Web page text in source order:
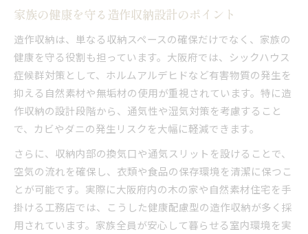
家族の健康を守る造作収納設計のポイント
造作収納は、単なる収納スペースの確保だけでなく、家族の
健康を守る役割も担っています。大阪府では、シックハウス
症候群対策として、ホルムアルデヒドなど有害物質の発生を
抑える自然素材や無垢材の使用が重視されています。特に造
作収納の設計段階から、通気性や湿気対策を考慮すること
で、カビやダニの発生リスクを大幅に軽減できます。
さらに、収納内部の換気口や通気スリットを設けることで、
空気の流れを確保し、衣類や食品の保存環境を清潔に保つこ
とが可能です。実際に大阪府内の木の家や自然素材住宅を手
掛ける工務店では、こうした健康配慮型の造作収納が多く採
用されています。家族全員が安心して暮らせる室内環境を実